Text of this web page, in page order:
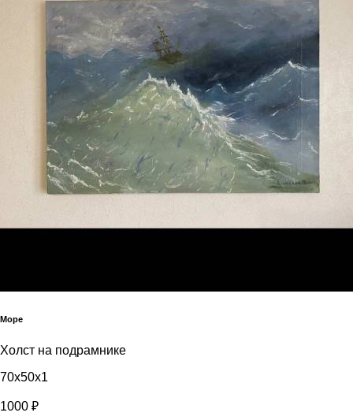
Море
Холст на подрамнике
70x50x1
1000 ₽